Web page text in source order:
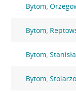
Bytom,
Bytom,
Bytom,
Bytom,